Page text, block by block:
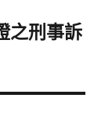
之刑事訴